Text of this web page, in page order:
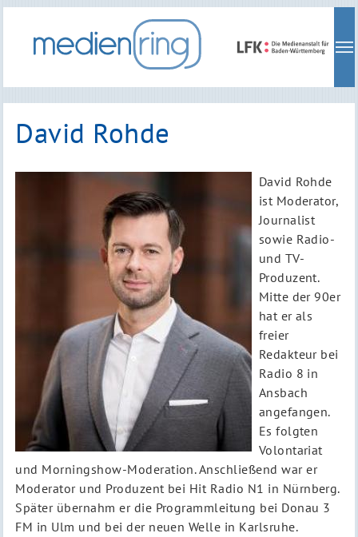
Skip
David Rohde
David Rohde
ist Moderator,
Journalist
sowie Radio-
und TV-
Produzent.
Mitte der 90er
hat er als
freier
Redakteur bei
Radio 8 in
Ansbach
angefangen.
Es folgten
Volontariat
und Morningshow-Moderation. Anschließend war er
Moderator und Produzent bei Hit Radio N1 in Nürnberg.
Später übernahm er die Programmleitung bei Donau 3
FM in Ulm und bei der neuen Welle in Karlsruhe.